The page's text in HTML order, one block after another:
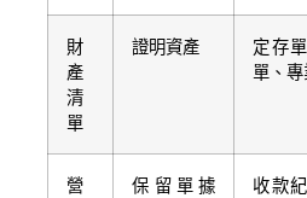
財
產
清
單
證明資產
定存
單、
營
保留單據
收款